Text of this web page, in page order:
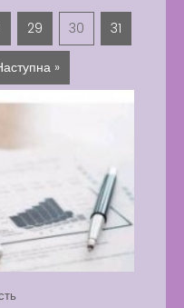
29 30 31
»